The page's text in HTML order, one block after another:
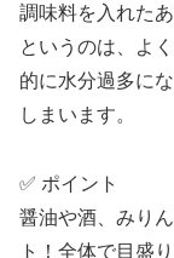
調味料を入れた
というのは、よ
的に水分過多に
しまいます。
✅ ポイント
醤油や酒、みり
ト！全体で目盛